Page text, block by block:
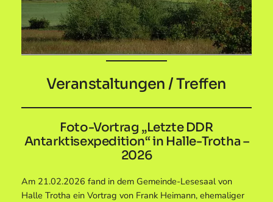
Veranstaltungen / Treffen
Foto-Vortrag „Letzte DDR
Antarktisexpedition“ in Halle-Trotha –
2026
Am 21.02.2026 fand in dem Gemeinde-Lesesaal von
Halle Trotha ein Vortrag von Frank Heimann, ehemaliger